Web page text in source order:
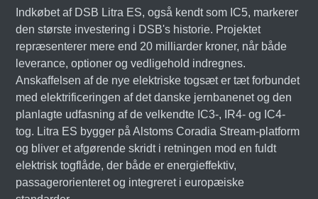
Indkøbet af DSB Litra ES, også kendt som IC5, markerer
den største investering i DSB's historie. Projektet
repræsenterer mere end 20 milliarder kroner, når både
leverance, optioner og vedligehold indregnes.
Anskaffelsen af de nye elektriske togsæt er tæt forbundet
med elektrificeringen af det danske jernbanenet og den
planlagte udfasning af de velkendte IC3-, IR4- og IC4-
tog. Litra ES bygger på Alstoms Coradia Stream-platform
og bliver et afgørende skridt i retningen mod en fuldt
elektrisk togflåde, der både er energieffektiv,
passagerorienteret og integreret i europæiske